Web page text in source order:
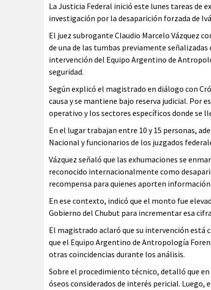
La Justicia Federal inició este lunes tareas de
investigación por la desaparición forzada de
El juez subrogante Claudio Marcelo Vázquez
de una de las tumbas previamente
intervención del Equipo Argentino de
seguridad.
Según explicó el magistrado en diálogo con
causa y se mantiene bajo reserva judicial. Por
operativo y los sectores específicos donde se
En el lugar trabajan entre 10 y 15 personas,
Nacional y funcionarios de los juzgados
Vázquez señaló que las exhumaciones se
reconocido internacionalmente como
recompensa para quienes aporten
En ese contexto, indicó que el monto fue
Gobierno del Chubut para incrementar esa
El magistrado aclaró que su intervención está
que el Equipo Argentino de Antropología
otras coincidencias durante los análisis.
Sobre el procedimiento técnico, detalló que
óseos considerados de interés pericial.